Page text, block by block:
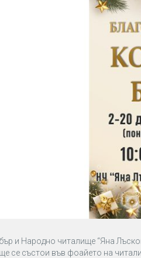
и Народно читалище “Яна
се състои във фоайето на